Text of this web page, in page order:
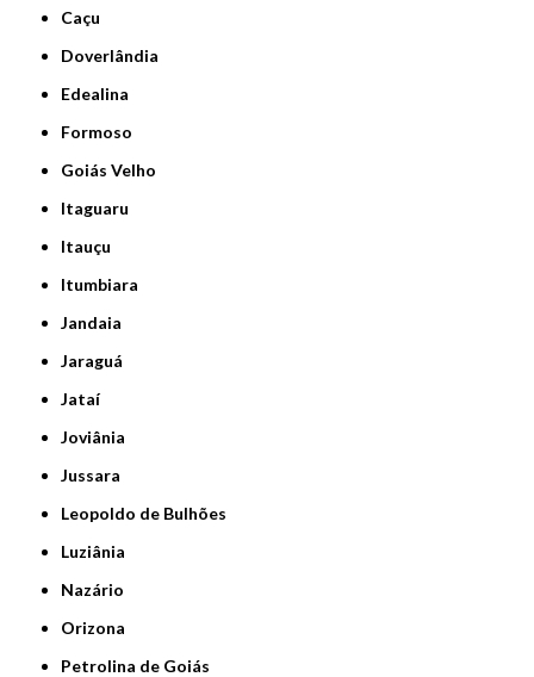
Caçu
Doverlândia
Edealina
Formoso
Goiás Velho
Itaguaru
Itauçu
Itumbiara
Jandaia
Jaraguá
Jataí
Joviânia
Jussara
Leopoldo de Bulhões
Luziânia
Nazário
Orizona
Petrolina de Goiás